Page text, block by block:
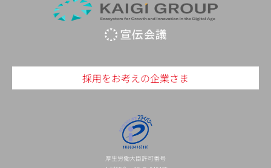
採用をお考えの企業さま
厚生労働大臣許可番号